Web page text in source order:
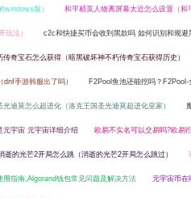
windows版） 和平精英人物离屏幕太近怎么设置（和
玩法） c2c和快捷买币会收到黑款吗 如何识别和规避
传奇宝石怎么获得（暗黑破坏神不朽传奇宝石获得历史）
手游韩服出了吗） F2Pool鱼池还能挖吗？
光迪莫怎么超进化（洛克王国圣光迪莫超进化皇家）
元宇宙 元宇宙详细介绍 欧易不实名可以交易吗?欧易
逝的光芒2开局怎么跳（消逝的光芒2开局怎么跳过）
用指南,Algorand钱包常见问题及解决方法 元宇宙币在